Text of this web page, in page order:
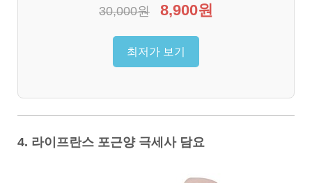
30,000원 8,900원
최저가 보기
4. 라이프란스 포근양 극세사 담요